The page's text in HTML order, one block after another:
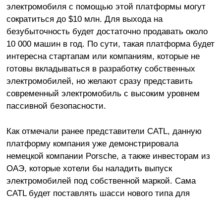
электромобиля с помощью этой платформы могут
сократиться до $10 млн. Для выхода на
безубыточность будет достаточно продавать около
10 000 машин в год. По сути, такая платформа будет
интересна стартапам или компаниям, которые не
готовы вкладываться в разработку собственных
электромобилей, но желают сразу представить
современный электромобиль с высоким уровнем
пассивной безопасности.
Как отмечали ранее представители CATL, данную
платформу компания уже демонстрировала
немецкой компании Porsche, а также инвесторам из
ОАЭ, которые хотели бы наладить выпуск
электромобилей под собственной маркой. Сама
CATL будет поставлять шасси нового типа для